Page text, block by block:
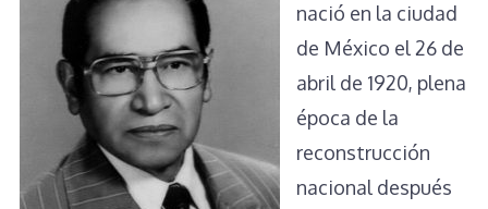
nació en la ciudad
de México el 26 de
abril de 1920, plena
época de la
reconstrucción
nacional después